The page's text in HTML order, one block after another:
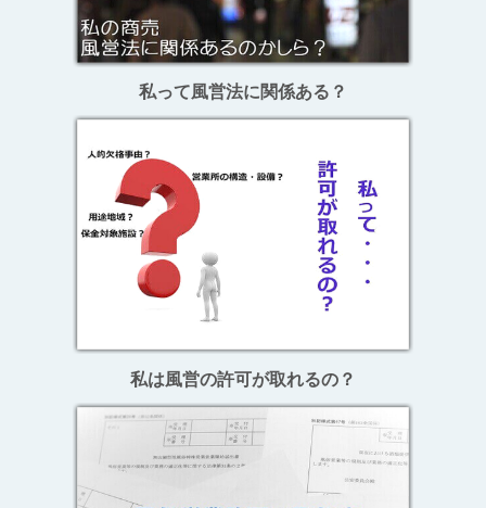
私って風営法に関係ある？
私は風営の許可が取れるの？